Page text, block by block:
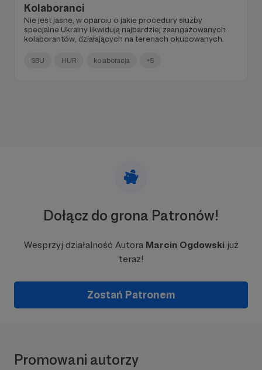
Kolaboranci
Nie jest jasne, w oparciu o jakie procedury służby
specjalne Ukrainy likwidują najbardziej zaangażowanych
kolaborantów, działających na terenach okupowanych.
SBU HUR kolaboracja +5
Dołącz do grona Patronów!
Wesprzyj działalność Autora Marcin Ogdowski już
teraz!
Zostań Patronem
Promowani autorzy